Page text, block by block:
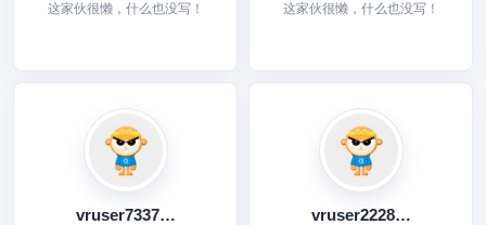
这家伙很懒，什么也没写！ 这家伙很懒，什么也没写！
vruser7337327852 vruser2228975309